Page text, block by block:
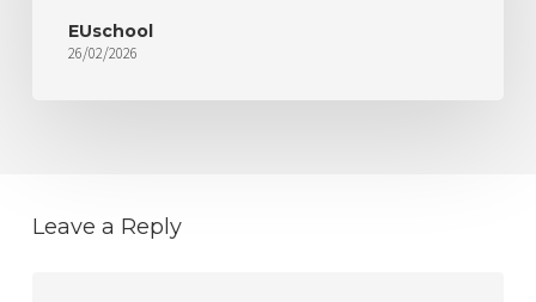
EUschool
26/02/2026
Leave a Reply